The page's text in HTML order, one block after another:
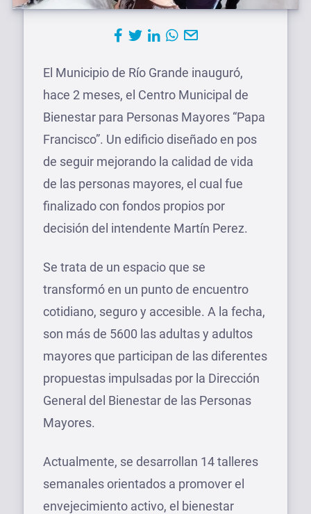
El Municipio de Río Grande inauguró,
hace 2 meses, el Centro Municipal de
Bienestar para Personas Mayores “Papa
Francisco”. Un edificio diseñado en pos
de seguir mejorando la calidad de vida
de las personas mayores, el cual fue
finalizado con fondos propios por
decisión del intendente Martín Perez.
Se trata de un espacio que se
transformó en un punto de encuentro
cotidiano, seguro y accesible. A la fecha,
son más de 5600 las adultas y adultos
mayores que participan de las diferentes
propuestas impulsadas por la Dirección
General del Bienestar de las Personas
Mayores.
Actualmente, se desarrollan 14 talleres
semanales orientados a promover el
envejecimiento activo, el bienestar